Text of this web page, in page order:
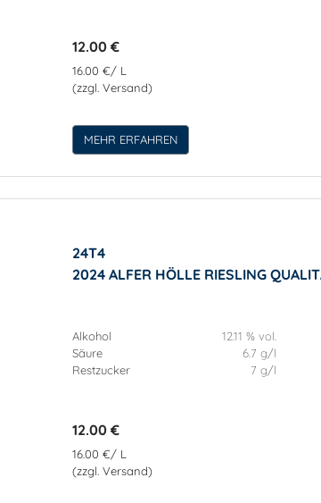
12.00 €
16.00 €/ L
(zzgl. Versand)
MEHR ERFAHREN
24T4
2024 ALFER HÖLLE RIESLING
Alkohol
12.11 % vol.
Säure
6.7 g/l
Restzucker
7 g/l
12.00 €
16.00 €/ L
(zzgl. Versand)